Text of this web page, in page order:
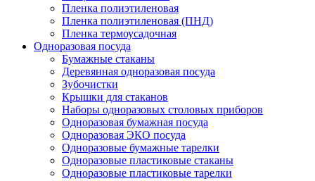
Пленка полиэтиленовая
Пленка полиэтиленовая (ПНД)
Пленка термоусадочная
Одноразовая посуда
Бумажные стаканы
Деревянная одноразовая посуда
Зубочистки
Крышки для стаканов
Наборы одноразовых столовых приборов
Одноразовая бумажная посуда
Одноразовая ЭКО посуда
Одноразовые бумажные тарелки
Одноразовые пластиковые стаканы
Одноразовые пластиковые тарелки